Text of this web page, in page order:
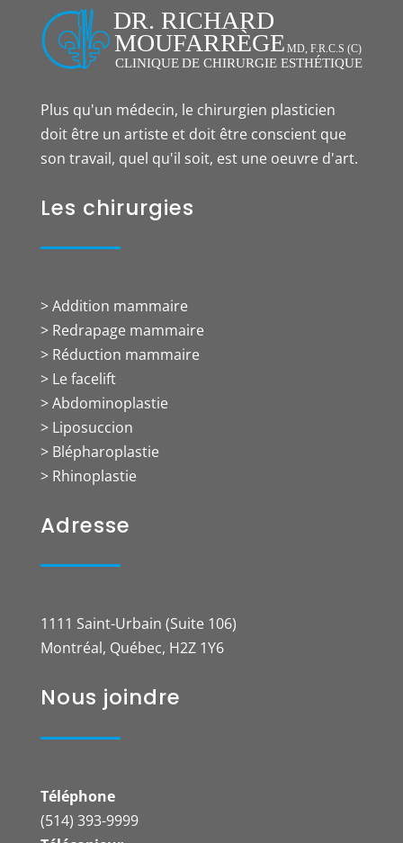
Plus qu'un médecin, le chirurgien plasticien
doit être un artiste et doit être conscient que
son travail, quel qu'il soit, est une oeuvre d'art.
Les chirurgies
> Addition mammaire
> Redrapage mammaire
> Réduction mammaire
> Le facelift
> Abdominoplastie
> Liposuccion
> Blépharoplastie
> Rhinoplastie
Adresse
1111 Saint-Urbain (Suite 106)
Montréal, Québec, H2Z 1Y6
Nous joindre
Téléphone
(514) 393-9999